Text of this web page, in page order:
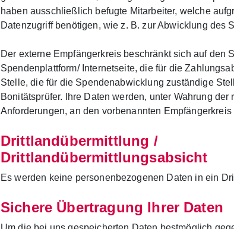
haben ausschließlich befugte Mitarbeiter, welche
Datenzugriff benötigen, wie z. B. zur Abwicklung des
Der externe Empfängerkreis beschränkt sich auf den
Spendenplattform/ Internetseite, die für die
Stelle, die für die Spendenabwicklung zuständige
Bonitätsprüfer. Ihre Daten werden, unter Wahrung der
Anforderungen, an den vorbenannten
Drittlandübermittlung /
Drittlandübermittlungsabsicht
Es werden keine personenbezogenen Daten in ein
Sichere Übertragung Ihrer Daten